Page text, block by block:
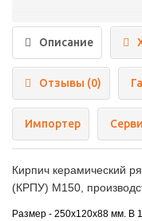
Описание
Отзывы (0)
Импортер
Кирпич керамический
(КРПУ) М150,
Размер - 250x120x88 мм. В